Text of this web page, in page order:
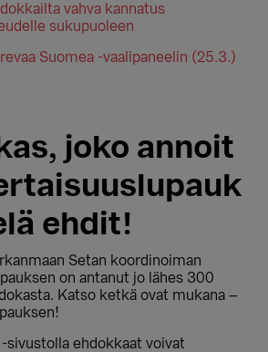
vahva kannatus
sukupuoleen
Suomea -vaalipaneelin (25.3.)
joko annoit
ehdit!
Setan koordinoiman
on antanut jo lähes 300
Katso ketkä ovat mukana –
sivustolla ehdokkaat voivat